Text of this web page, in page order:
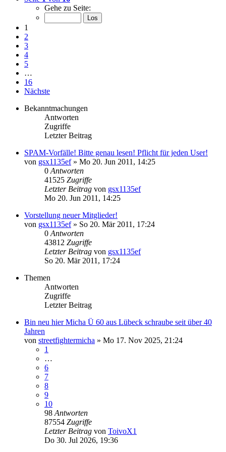
Gehe zu Seite:
1
2
3
4
5
…
16
Nächste
Bekanntmachungen
Antworten
Zugriffe
Letzter Beitrag
SPAM-Vorfälle! Bitte genau lesen! Pflicht für jeden User!
von gsx1135ef» Mo 20. Jun 2011, 14:25
0 Antworten
41525 Zugriffe
Letzter Beitrag von gsx1135ef
Mo 20. Jun 2011, 14:25
Vorstellung neuer Mitglieder!
von gsx1135ef» So 20. Mär 2011, 17:24
0 Antworten
43812 Zugriffe
Letzter Beitrag von gsx1135ef
So 20. Mär 2011, 17:24
Themen
Antworten
Zugriffe
Letzter Beitrag
Bin neu hier Micha Ü 60 aus Lübeck schraube seit über 40
Jahren
von streetfightermicha » Mo 17. Nov 2025, 21:24
1
…
6
7
8
9
10
98 Antworten
87554 Zugriffe
Letzter Beitrag von ToivoX1
Do 30. Jul 2026, 19:36